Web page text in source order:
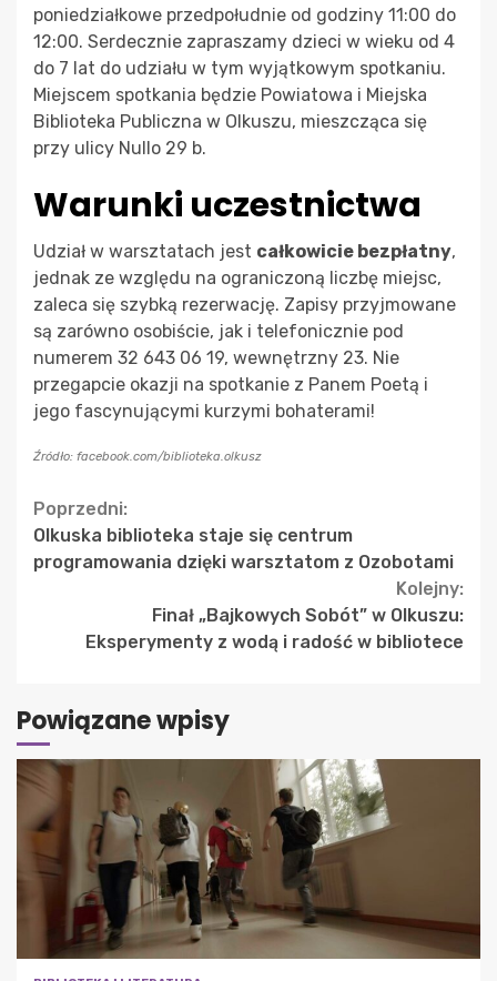
poniedziałkowe przedpołudnie od godziny 11:00 do
12:00. Serdecznie zapraszamy dzieci w wieku od 4
do 7 lat do udziału w tym wyjątkowym spotkaniu.
Miejscem spotkania będzie Powiatowa i Miejska
Biblioteka Publiczna w Olkuszu, mieszcząca się
przy ulicy Nullo 29 b.
Warunki uczestnictwa
Udział w warsztatach jest całkowicie bezpłatny,
jednak ze względu na ograniczoną liczbę miejsc,
zaleca się szybką rezerwację. Zapisy przyjmowane
są zarówno osobiście, jak i telefonicznie pod
numerem 32 643 06 19, wewnętrzny 23. Nie
przegapcie okazji na spotkanie z Panem Poetą i
jego fascynującymi kurzymi bohaterami!
Źródło: facebook.com/biblioteka.olkusz
Continue
Reading
Poprzedni:
Olkuska biblioteka staje się centrum
programowania dzięki warsztatom z Ozobotami
Kolejny:
Finał „Bajkowych Sobót” w Olkuszu:
Eksperymenty z wodą i radość w bibliotece
Powiązane wpisy